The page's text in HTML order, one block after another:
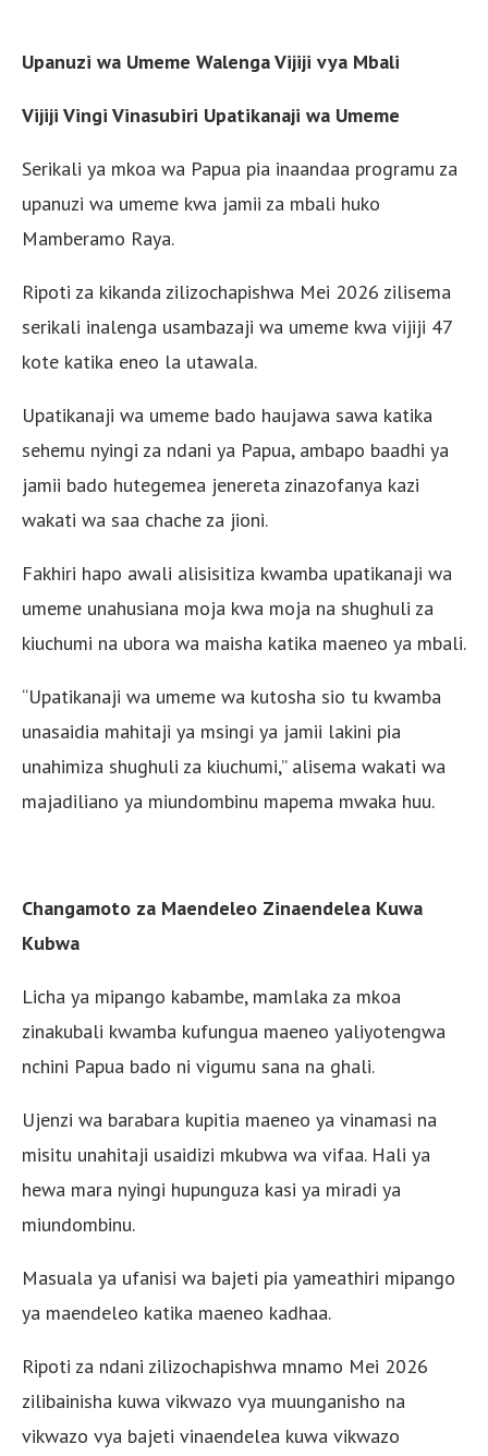
Upanuzi wa Umeme Walenga Vijiji vya Mbali
Vijiji Vingi Vinasubiri Upatikanaji wa Umeme
Serikali ya mkoa wa Papua pia inaandaa programu za
upanuzi wa umeme kwa jamii za mbali huko
Mamberamo Raya.
Ripoti za kikanda zilizochapishwa Mei 2026 zilisema
serikali inalenga usambazaji wa umeme kwa vijiji 47
kote katika eneo la utawala.
Upatikanaji wa umeme bado haujawa sawa katika
sehemu nyingi za ndani ya Papua, ambapo baadhi ya
jamii bado hutegemea jenereta zinazofanya kazi
wakati wa saa chache za jioni.
Fakhiri hapo awali alisisitiza kwamba upatikanaji wa
umeme unahusiana moja kwa moja na shughuli za
kiuchumi na ubora wa maisha katika maeneo ya mbali.
“Upatikanaji wa umeme wa kutosha sio tu kwamba
unasaidia mahitaji ya msingi ya jamii lakini pia
unahimiza shughuli za kiuchumi,” alisema wakati wa
majadiliano ya miundombinu mapema mwaka huu.
Changamoto za Maendeleo Zinaendelea Kuwa
Kubwa
Licha ya mipango kabambe, mamlaka za mkoa
zinakubali kwamba kufungua maeneo yaliyotengwa
nchini Papua bado ni vigumu sana na ghali.
Ujenzi wa barabara kupitia maeneo ya vinamasi na
misitu unahitaji usaidizi mkubwa wa vifaa. Hali ya
hewa mara nyingi hupunguza kasi ya miradi ya
miundombinu.
Masuala ya ufanisi wa bajeti pia yameathiri mipango
ya maendeleo katika maeneo kadhaa.
Ripoti za ndani zilizochapishwa mnamo Mei 2026
zilibainisha kuwa vikwazo vya muunganisho na
vikwazo vya bajeti vinaendelea kuwa vikwazo